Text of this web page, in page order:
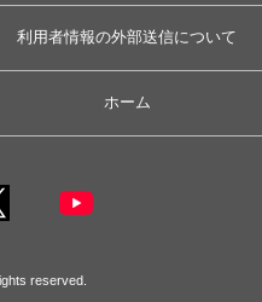
利用者情報の外部送信について
ホーム
reserved.